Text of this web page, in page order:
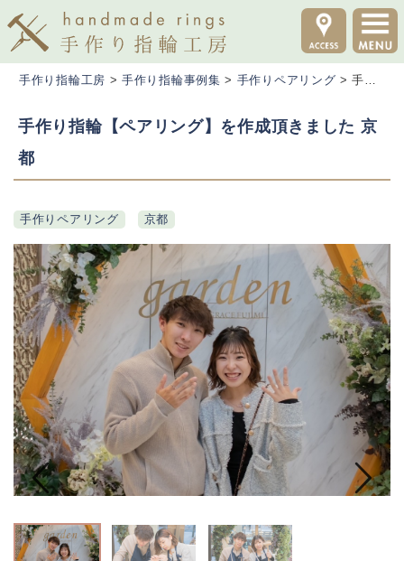
手作り指輪工房 >手作り指輪事例集 > 手作りペアリング >手作り指輪【ペアリング】を作成頂きました 京都
手作り指輪【ペアリング】を作成頂きました 京
都
手作りペアリング 京都